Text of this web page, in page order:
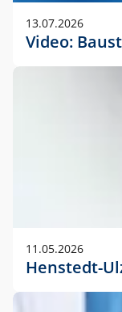
13.07.2026
Video:
11.05.2026
Henstedt-